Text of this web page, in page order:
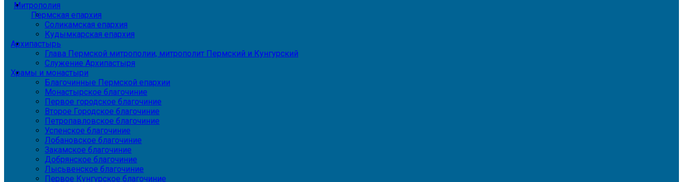
Митрополия
Пермская епархия
Соликамская епархия
Кудымкарская епархия
Архипастырь
Глава Пермской митрополии, митрополит Пермский и Кунгурский
Служение Архипастыря
Храмы и монастыри
Благочинные Пермской епархии
Монастырское благочиние
Первое городское благочиние
Второе Городское благочиние
Петропавловское благочиние
Успенское благочиние
Лобановское благочиние
Закамское благочиние
Добрянское благочиние
Лысьвенское благочиние
Первое Кунгурское благочиние